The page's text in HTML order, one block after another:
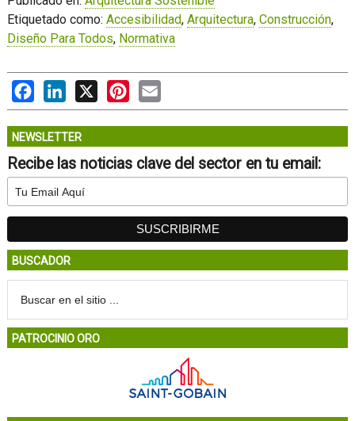
Etiquetado como: Accesibilidad, Arquitectura, Construcción,
Diseño Para Todos, Normativa
FacebookLinkedIn
X PinterestEmail
NEWSLETTER
Recibe las noticias clave del sector en tu email:
BUSCADOR
PATROCINIO ORO